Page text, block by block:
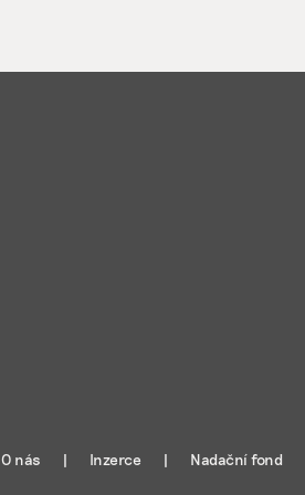
O nás Inzerce Nadační fond